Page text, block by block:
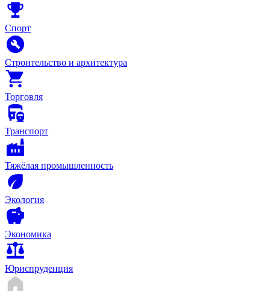
Спорт
Строительство и архитектура
Торговля
Транспорт
Тяжёлая промышленность
Экология
Экономика
Юриспруденция